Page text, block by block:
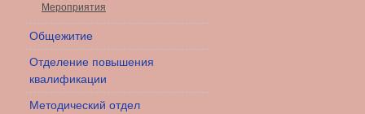
Мероприятия
Общежитие
Отделение повышения
квалификации
Методический отдел